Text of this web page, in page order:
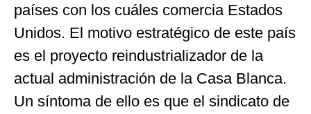
países con los cuáles comercia Estados
Unidos. El motivo estratégico de este país
es el proyecto reindustrializador de la
actual administración de la Casa Blanca.
Un síntoma de ello es que el sindicato de